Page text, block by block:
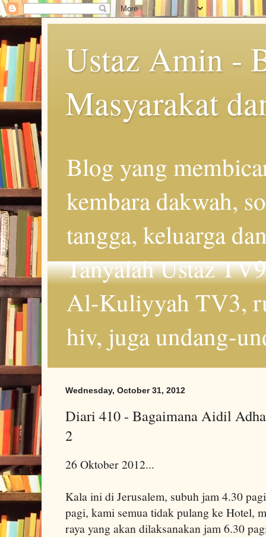
Ustaz Amin -
Masyarakat
Blog yang
kembara dakwah,
tangga, keluarga
Tanyalah Ustaz
Al-Kuliyyah TV3,
hiv, juga undang-
Wednesday, October 31, 2012
Diari 410 - Bagaimana Aidil
2
26 Oktober 2012...
Kala ini di Jerusalem, subuh jam 4.30
pagi, kami semua tidak pulang ke Hotel,
raya yang akan dilaksanakan jam 6.30